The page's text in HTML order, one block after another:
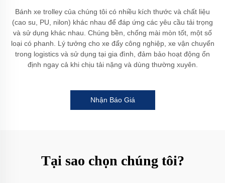
Bánh xe trolley của chúng tôi có nhiều kích thước và chất liệu
(cao su, PU, nilon) khác nhau để đáp ứng các yêu cầu tải trọng
và sử dụng khác nhau. Chúng bền, chống mài mòn tốt, một số
loại có phanh. Lý tưởng cho xe đẩy công nghiệp, xe vận chuyển
trong logistics và sử dụng tại gia đình, đảm bảo hoạt động ổn
định ngay cả khi chịu tải nặng và dùng thường xuyên.
Nhận Báo Giá
Tại sao chọn chúng tôi?